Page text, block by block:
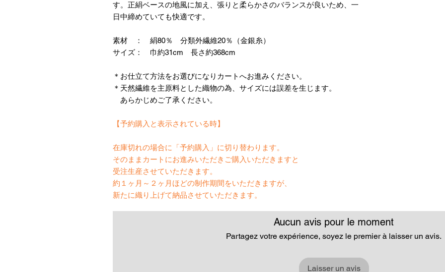
す。正絹ベースの地風に加え、張りと柔らかさのバランスが良いため、一
日中締めていても快適です。
素材 ： 絹80％ 分類外繊維20％（金銀糸）
サイズ： 巾約31cm 長さ約368cm
＊お仕立て方法をお選びになりカートへお進みください。
＊天然繊維を主原料とした織物の為、サイズには誤差を生じます。
あらかじめご了承ください。
【予約購入と表示されている時】
在庫切れの場合に「予約購入」に切り替わります。
そのままカートにお進みいただきご購入いただきますと
受注生産させていただきます。
約１ヶ月～２ヶ月ほどの制作期間をいただきますが、
新たに織り上げて納品させていただきます。
Aucun avis pour le moment
Partagez votre expérience, soyez le premier à laisser un avis.
Laisser un avis